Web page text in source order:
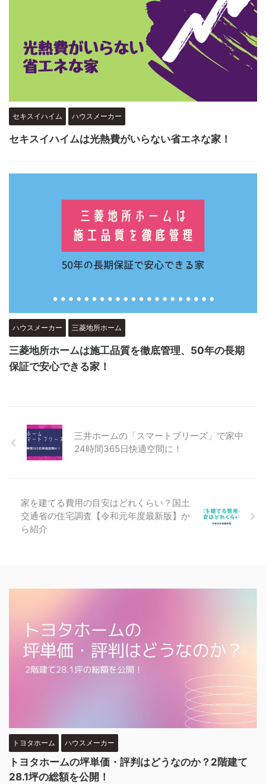
セキスイハイム ハウスメーカー
セキスイハイムは光熱費がいらない省エネな家！
ハウスメーカー 三菱地所ホーム
三菱地所ホームは施工品質を徹底管理、50年の長期
保証で安心できる家！
三井ホームの「スマートブリーズ」で家中
24時間365日快適空間に！
家を建てる費用の目安はどれくらい？国土
交通省の住宅調査【令和元年度最新版】か
ら紹介
トヨタホーム ハウスメーカー
トヨタホームの坪単価・評判はどうなのか？2階建て
28.1坪の総額を公開！